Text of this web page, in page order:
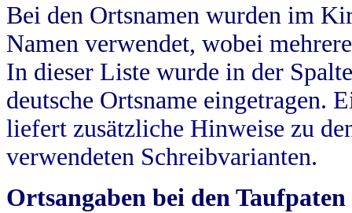
Bei den Ortsnamen wurden im
Namen verwendet, wobei
In dieser Liste wurde in der
deutsche Ortsname eingetragen.
liefert zusätzliche Hinweise zu
verwendeten Schreibvarianten.
Ortsangaben bei den Taufpaten